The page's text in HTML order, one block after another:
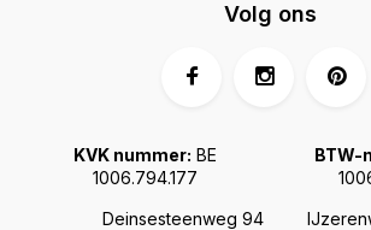
Deinsesteenweg 94
KVK nummer: BE
1006.794.177
BTW-
Volg ons